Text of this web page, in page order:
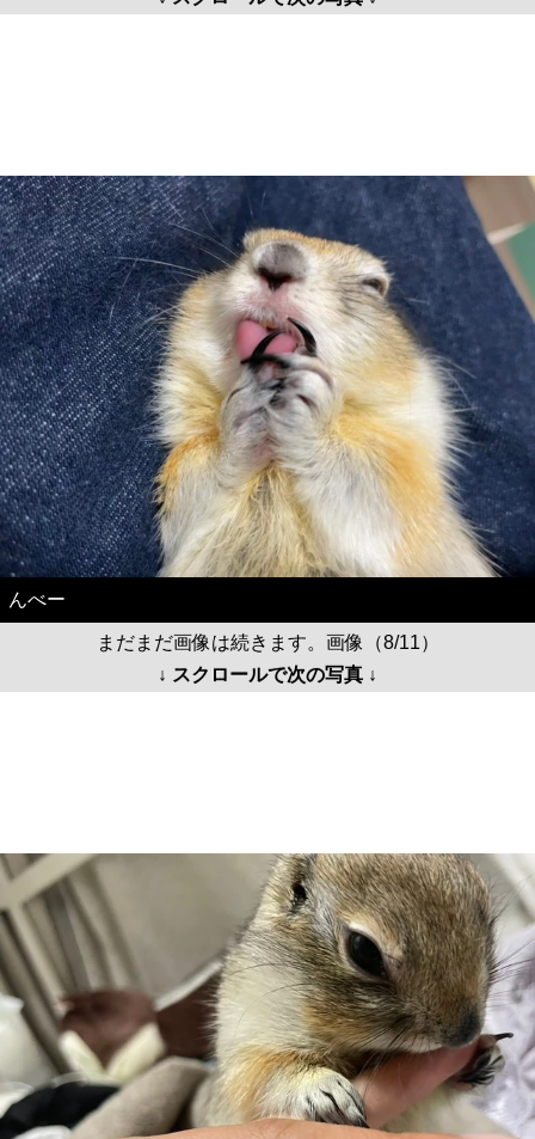
んべー
まだまだ画像は続きます。画像（8/11）
↓ スクロールで次の写真 ↓